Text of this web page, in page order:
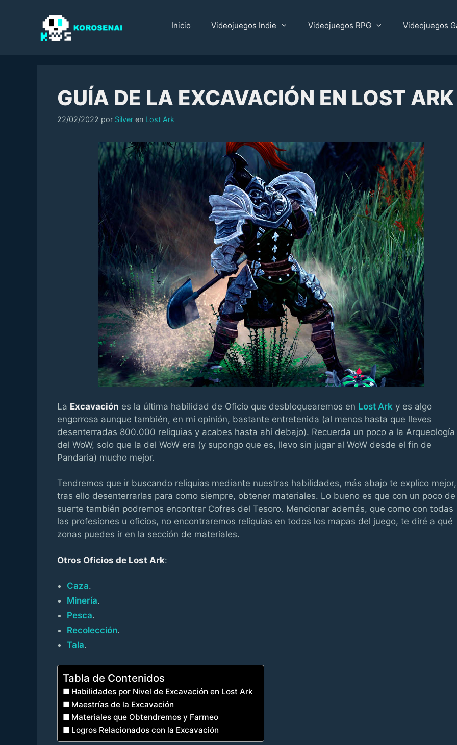
Inicio Videojuegos Indie Videojuegos RPG Videojuegos
GUÍA DE LA EXCAVACIÓN EN LOST ARK
22/02/2022 por Silver en Categorías
Lost Ark
La Excavación es la última habilidad de Oficio que desbloquearemos en Lost Ark y es algo
engorrosa aunque también, en mi opinión, bastante entretenida (al menos hasta que lleves
desenterradas 800.000 reliquias y acabes hasta ahí debajo). Recuerda un poco a la Arqueología
del WoW, solo que la del WoW era (y supongo que es, llevo sin jugar al WoW desde el fin de
Pandaria) mucho mejor.
Tendremos que ir buscando reliquias mediante nuestras habilidades, más abajo te explico
tras ello desenterrarlas para como siempre, obtener materiales. Lo bueno es que con un poco de
suerte también podremos encontrar Cofres del Tesoro. Mencionar además, que como con todas
las profesiones u oficios, no encontraremos reliquias en todos los mapas del juego, te diré a qué
zonas puedes ir en la sección de materiales.
Otros Oficios de Lost Ark:
Caza.
Minería.
Pesca.
Recolección.
Tala.
Tabla de Contenidos
Habilidades por Nivel de Excavación en Lost Ark
Maestrías de la Excavación
Materiales que Obtendremos y Farmeo
Logros Relacionados con la Excavación